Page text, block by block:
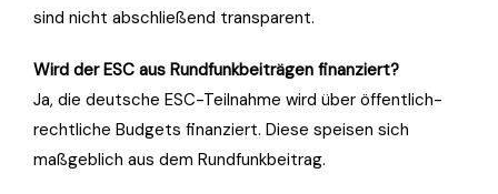
sind nicht abschließend transparent.
Wird der ESC aus Rundfunkbeiträgen finanziert?
Ja, die deutsche ESC-Teilnahme wird über öffentlich-
rechtliche Budgets finanziert. Diese speisen sich
maßgeblich aus dem Rundfunkbeitrag.